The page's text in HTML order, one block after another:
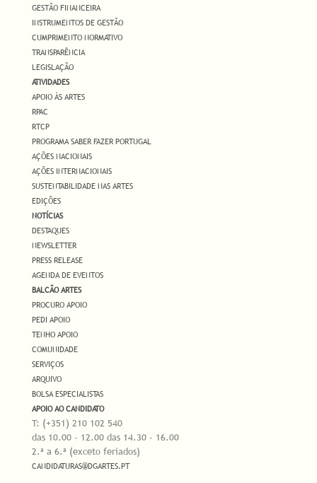
GESTÃO FINANCEIRA
INSTRUMENTOS DE GESTÃO
CUMPRIMENTO NORMATIVO
TRANSPARÊNCIA
LEGISLAÇÃO
ATIVIDADES
APOIO ÀS ARTES
RPAC
RTCP
PROGRAMA SABER FAZER PORTUGAL
AÇÕES NACIONAIS
AÇÕES INTERNACIONAIS
SUSTENTABILIDADE NAS ARTES
EDIÇÕES
NOTÍCIAS
DESTAQUES
NEWSLETTER
PRESS RELEASE
AGENDA DE EVENTOS
BALCÃO ARTES
PROCURO APOIO
PEDI APOIO
TENHO APOIO
COMUNIDADE
SERVIÇOS
ARQUIVO
BOLSA ESPECIALISTAS
APOIO AO CANDIDATO
T: (+351) 210 102 540
das 10.00 - 12.00 das 14.30 - 16.00
2.ª a 6.ª (exceto feriados)
CANDIDATURAS@DGARTES.PT